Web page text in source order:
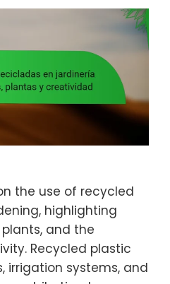
the use of recycled
highlighting
and the
Recycled plastic
irrigation systems, and